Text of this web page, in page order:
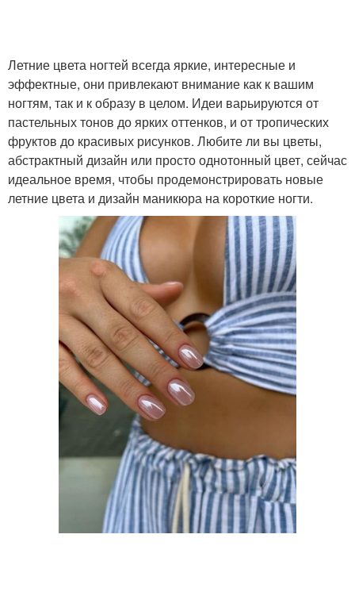
Летние цвета ногтей всегда яркие, интересные и
эффектные, они привлекают внимание как к вашим
ногтям, так и к образу в целом. Идеи варьируются от
пастельных тонов до ярких оттенков, и от тропических
фруктов до красивых рисунков. Любите ли вы цветы,
абстрактный дизайн или просто однотонный цвет, сейчас
идеальное время, чтобы продемонстрировать новые
летние цвета и дизайн маникюра на короткие ногти.